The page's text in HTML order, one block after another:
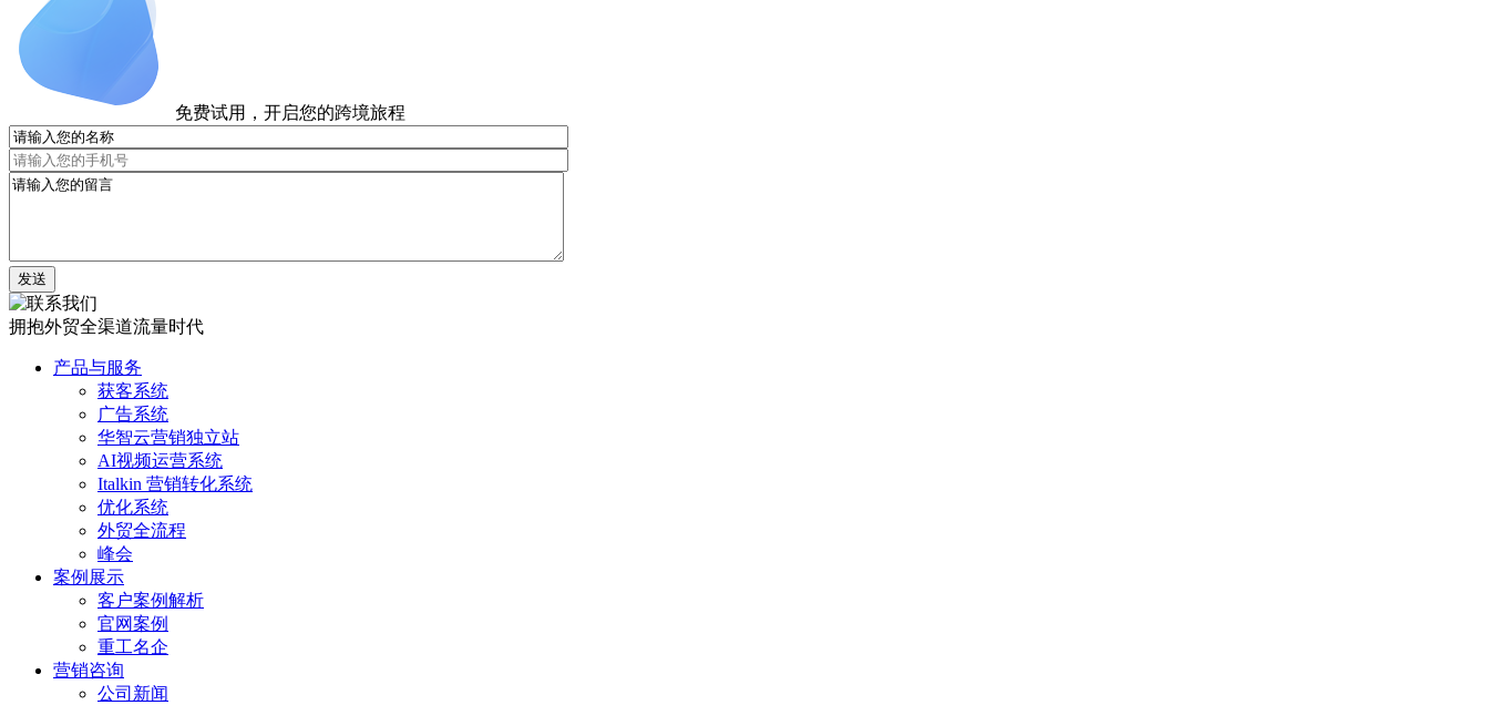
免费试用，开启您的跨境旅程
发送
拥抱外贸全渠道流量时代
产品与服务
获客系统
广告系统
华智云营销独立站
AI视频运营系统
Italkin 营销转化系统
优化系统
外贸全流程
峰会
案例展示
客户案例解析
官网案例
重工名企
营销咨询
公司新闻